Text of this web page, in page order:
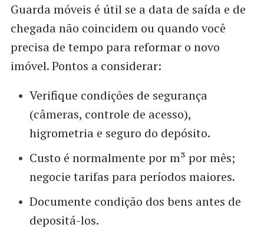
Guarda móveis é útil se a data de saída e de
chegada não coincidem ou quando você
precisa de tempo para reformar o novo
imóvel. Pontos a considerar:
Verifique condições de segurança
(câmeras, controle de acesso),
higrometria e seguro do depósito.
Custo é normalmente por m³ por mês;
negocie tarifas para períodos maiores.
Documente condição dos bens antes de
depositá-los.